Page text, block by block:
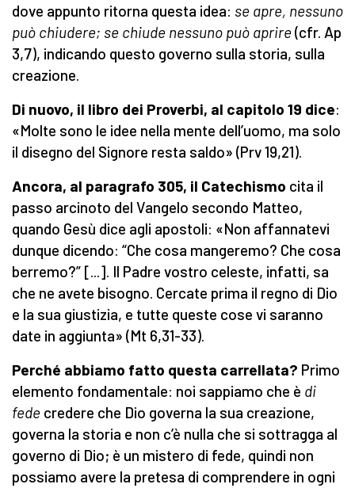
dove appunto ritorna questa idea: se apre, nessuno
può chiudere; se chiude nessuno può aprire(cfr. Ap
3,7), indicando questo governo sulla storia, sulla
creazione.
Di nuovo, il libro dei Proverbi, al capitolo 19 dice:
«Molte sono le idee nella mente dell’uomo, ma solo
il disegno del Signore resta saldo» (Prv 19,21).
Ancora, al paragrafo 305, il Catechismo cita il
passo arcinoto del Vangelo secondo Matteo,
quando Gesù dice agli apostoli: «Non affannatevi
dunque dicendo: “Che cosa mangeremo? Che cosa
berremo?” [...]. Il Padre vostro celeste, infatti, sa
che ne avete bisogno. Cercate prima il regno di Dio
e la sua giustizia, e tutte queste cose vi saranno
date in aggiunta» (Mt 6,31-33).
Perché abbiamo fatto questa carrellata? Primo
elemento fondamentale: noi sappiamo che è di
fede credere che Dio governa la sua creazione,
governa la storia e non c’è nulla che si sottragga al
governo di Dio; è un mistero di fede, quindi non
possiamo avere la pretesa di comprendere in ogni